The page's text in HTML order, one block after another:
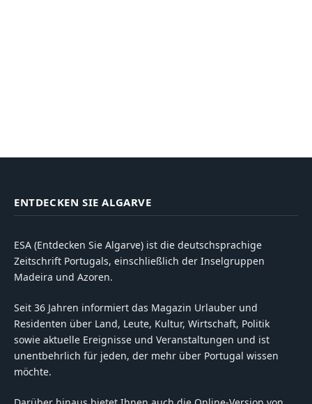
ENTDECKEN SIE ALGARVE
ESA (Entdecken Sie Algarve) ist die deutschsprachige
Zeitschrift Portugals, einschließlich der Inselgruppen
Madeira und Azoren.
Seit 36 Jahren informiert das Magazin Urlauber und
Residenten über Land, Leute, Kultur, Wirtschaft, Politik
sowie aktuelle Ereignisse und Veranstaltungen und ist
unentbehrlich für jeden, der mehr über Portugal wissen
möchte.